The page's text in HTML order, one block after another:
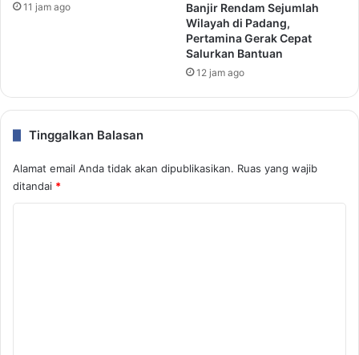
11 jam ago
Banjir Rendam Sejumlah
Wilayah di Padang,
Pertamina Gerak Cepat
Salurkan Bantuan
12 jam ago
Tinggalkan Balasan
Alamat email Anda tidak akan dipublikasikan. Ruas yang wajib
ditandai *